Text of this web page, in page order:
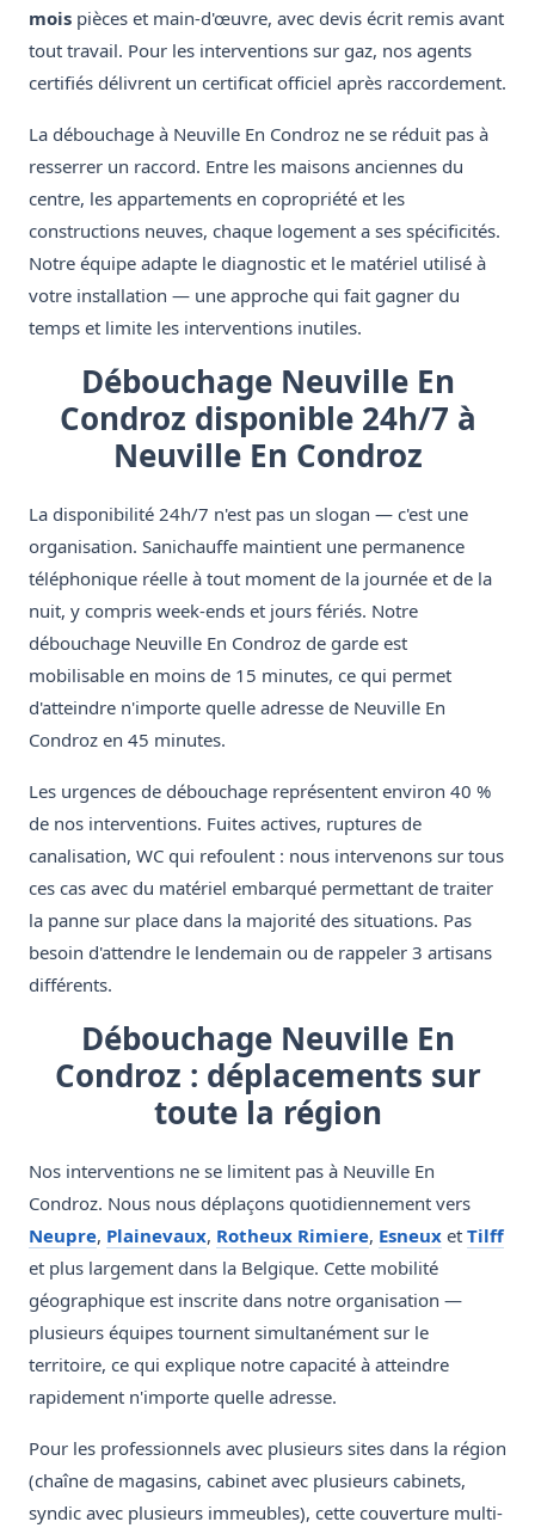
mois pièces et main-d'œuvre, avec devis écrit remis avant
tout travail. Pour les interventions sur gaz, nos agents
certifiés délivrent un certificat officiel après raccordement.
La débouchage à Neuville En Condroz ne se réduit pas à
resserrer un raccord. Entre les maisons anciennes du
centre, les appartements en copropriété et les
constructions neuves, chaque logement a ses spécificités.
Notre équipe adapte le diagnostic et le matériel utilisé à
votre installation — une approche qui fait gagner du
temps et limite les interventions inutiles.
Débouchage Neuville En
Condroz disponible 24h/7 à
Neuville En Condroz
La disponibilité 24h/7 n'est pas un slogan — c'est une
organisation. Sanichauffe maintient une permanence
téléphonique réelle à tout moment de la journée et de la
nuit, y compris week-ends et jours fériés. Notre
débouchage Neuville En Condroz de garde est
mobilisable en moins de 15 minutes, ce qui permet
d'atteindre n'importe quelle adresse de Neuville En
Condroz en 45 minutes.
Les urgences de débouchage représentent environ 40 %
de nos interventions. Fuites actives, ruptures de
canalisation, WC qui refoulent : nous intervenons sur tous
ces cas avec du matériel embarqué permettant de traiter
la panne sur place dans la majorité des situations. Pas
besoin d'attendre le lendemain ou de rappeler 3 artisans
différents.
Débouchage Neuville En
Condroz : déplacements sur
toute la région
Nos interventions ne se limitent pas à Neuville En
Condroz. Nous nous déplaçons quotidiennement vers
Neupre, Plainevaux, Rotheux Rimiere, Esneux et Tilff
et plus largement dans la Belgique. Cette mobilité
géographique est inscrite dans notre organisation —
plusieurs équipes tournent simultanément sur le
territoire, ce qui explique notre capacité à atteindre
rapidement n'importe quelle adresse.
Pour les professionnels avec plusieurs sites dans la région
(chaîne de magasins, cabinet avec plusieurs cabinets,
syndic avec plusieurs immeubles), cette couverture multi-